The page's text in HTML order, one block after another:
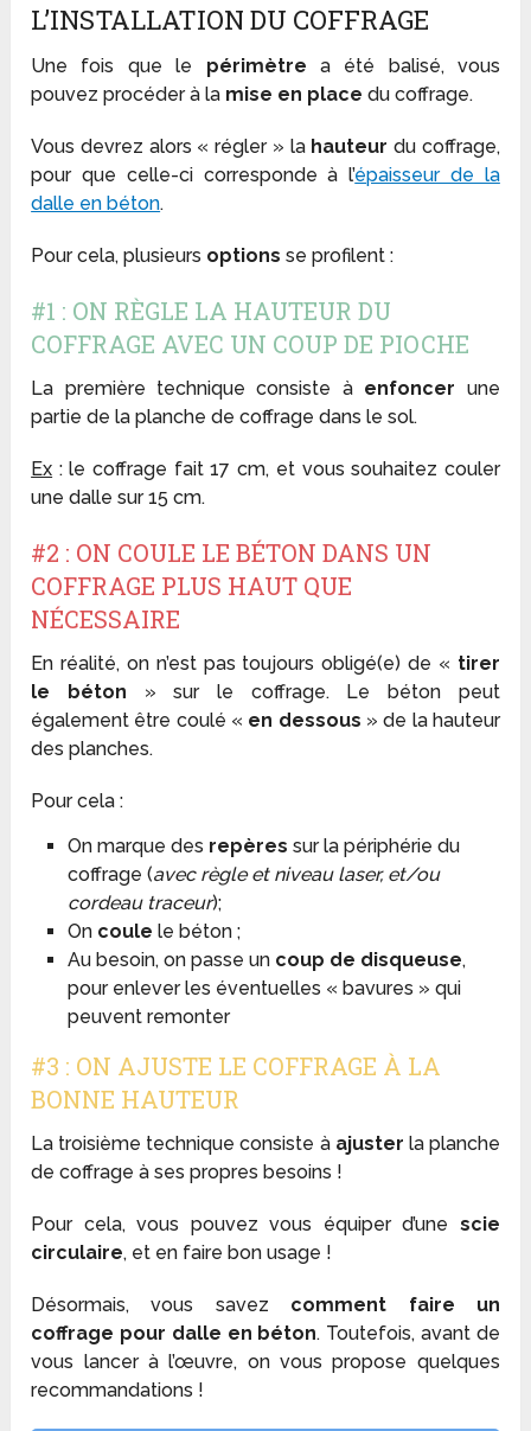
L’INSTALLATION DU COFFRAGE
Une fois que le périmètre a été balisé, vous
pouvez procéder à la mise en place du coffrage.
Vous devrez alors « régler » la hauteur du coffrage,
pour que celle-ci corresponde à l’épaisseur de la
dalle en béton.
Pour cela, plusieurs options se profilent :
#1 : ON RÈGLE LA HAUTEUR DU
COFFRAGE AVEC UN COUP DE PIOCHE
La première technique consiste à enfoncer une
partie de la planche de coffrage dans le sol.
Ex : le coffrage fait 17 cm, et vous souhaitez couler
une dalle sur 15 cm.
#2 : ON COULE LE BÉTON DANS UN
COFFRAGE PLUS HAUT QUE
NÉCESSAIRE
En réalité, on n’est pas toujours obligé(e) de « tirer
le béton » sur le coffrage. Le béton peut
également être coulé « en dessous » de la hauteur
des planches.
Pour cela :
On marque des repères sur la périphérie du
coffrage (avec règle et niveau laser, et/ou
cordeau traceur);
On coule le béton ;
Au besoin, on passe un coup de disqueuse,
pour enlever les éventuelles « bavures » qui
peuvent remonter
#3 : ON AJUSTE LE COFFRAGE À LA
BONNE HAUTEUR
La troisième technique consiste à ajuster la planche
de coffrage à ses propres besoins !
Pour cela, vous pouvez vous équiper d’une scie
circulaire, et en faire bon usage !
Désormais, vous savez comment faire un
coffrage pour dalle en béton. Toutefois, avant de
vous lancer à l’œuvre, on vous propose quelques
recommandations !